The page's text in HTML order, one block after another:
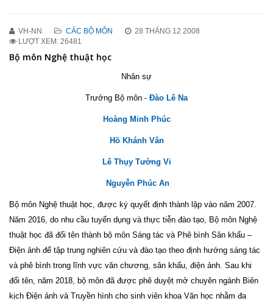
VH-NN CÁC BỘ MÔN
28 THÁNG 12 2008
LƯỢT XEM: 26481
Bộ môn Nghệ thuật học
Nhân sự
Trưởng Bộ môn - Đào Lê Na
Hoàng Minh Phúc
Hồ Khánh Vân
Lê Thụy Tường Vi
Nguyễn Phúc An
Bộ môn Nghệ thuật học, được ký quyết định thành lập vào năm 2007.
Năm 2016, do nhu cầu tuyển dụng và thực tiễn đào tạo, Bộ môn Nghệ
thuật học đã đổi tên thành bộ môn Sáng tác và Phê bình Sân khấu –
Điện ảnh để tập trung nghiên cứu và đào tạo theo định hướng sáng tác
và phê bình trong lĩnh vực văn chương, sân khấu, điện ảnh. Sau khi
đổi tên, năm 2018, bộ môn đã được phê duyệt mở chuyên ngành Biên
kịch Điện ảnh và Truyền hình cho sinh viên khoa Văn học nhằm đa